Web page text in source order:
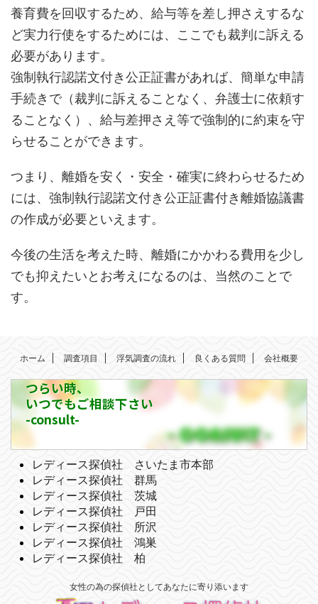
養育費を回収するため、給与等を差し押さえするな
ど実力行使をするためには、ここでも裁判に訴える
必要があります。
強制執行認諾文付き公正証書があれば、簡単な申請
手続きで（裁判に訴えることなく、弁護士に依頼す
ることなく）、給与差押さえ等で強制的に約束を守
らせることができます。
つまり、離婚を安く・安全・確実に終わらせるため
には、強制執行認諾文付き公正証書付き離婚協議書
の作成が必要といえます。
今後の生活を考えた時、離婚にかかわる費用を少し
でも抑えたいとお考えになるのは、当然のことで
す。
ホーム 調査項目 浮気調査の流れ 良くある質問 会社概要
つらい時、
いつでもご相談下さい
-consult-
レディース探偵社 さいたま市本部
レディース探偵社 群馬
レディース探偵社 茨城
レディース探偵社 戸田
レディース探偵社 所沢
レディース探偵社 鴻巣
レディース探偵社 柏
女性の為の探偵社としてあなたに寄り添います